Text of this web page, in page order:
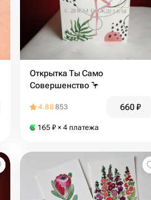
Открытка Ты Само
Совершенство 🦩
4.88853 660₽
165 ₽ × 4 платежа